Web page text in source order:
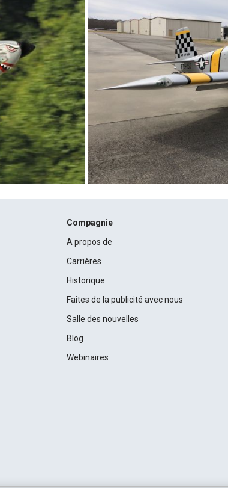
Compagnie
A propos de
Carrières
Historique
Faites de la publicité avec nous
Salle des nouvelles
Blog
Webinaires